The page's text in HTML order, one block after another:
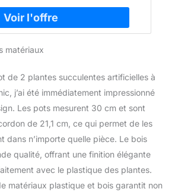
matériaux
de 2 plantes succulentes artificielles à
j’ai été immédiatement impressionné
Les pots mesurent 30 cm et sont
de 21,1 cm, ce qui permet de les
dans n’importe quelle pièce. Le bois
qualité, offrant une finition élégante
avec le plastique des plantes.
matériaux plastique et bois garantit non